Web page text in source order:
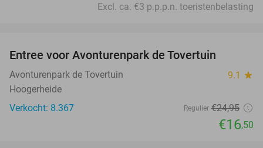
Excl. ca. €3 p.p.p.n. toeristenbelasting
Entree voor Avonturenpark de Tovertuin
Avonturenpark de Tovertuin 9.1 star
Hoogerheide
Verkocht: 8.367
Regulier €24,95
€16,50